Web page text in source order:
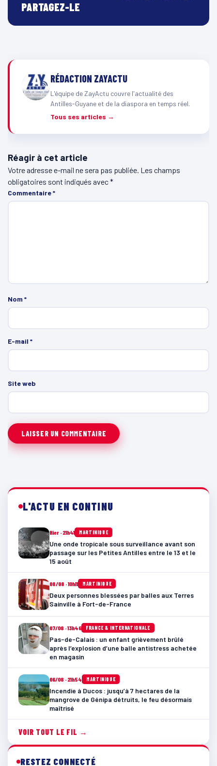
PARTAGEZ-LE
RÉDACTION ZAYACTU
L'équipe de ZayActu couvre l'actualité des
Antilles-Guyane et de la diaspora en temps réel.
Tous ses articles →
Réagir à cet article
Votre adresse e-mail ne sera pas publiée. Les champs
obligatoires sont indiqués avec*
Commentaire*
Nom *
E-mail *
Site web
L'ACTU EN CONTINU
Hier · 21h41 MARTINIQUE
Une onde tropicale sous surveillance avant son
passage sur les Petites Antilles entre le 13 et le
15 août
08/08 · 10h11 MARTINIQUE
Deux personnes blessées par balles aux Terres
Sainville à Fort-de-France
07/08 · 13h46 FRANCE & INTERNATIONALE
Pas-de-Calais : un enfant grièvement brûlé
après l’explosion d’une balle antistress achetée
en magasin
06/08 · 21h54 MARTINIQUE
Incendie à Ducos : jusqu’à 7 hectares de la
mangrove de Génipa détruits, le feu désormais
maîtrisé
VOIR TOUT LE FIL →
RESTEZ CONNECTÉ